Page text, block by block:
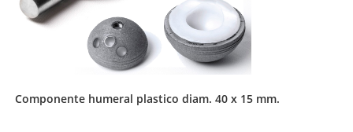
componente humeral plastico diam. 40 x 15 mm.